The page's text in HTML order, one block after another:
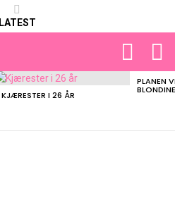
LATEST
KJÆRESTER I 26 ÅR
PLANEN